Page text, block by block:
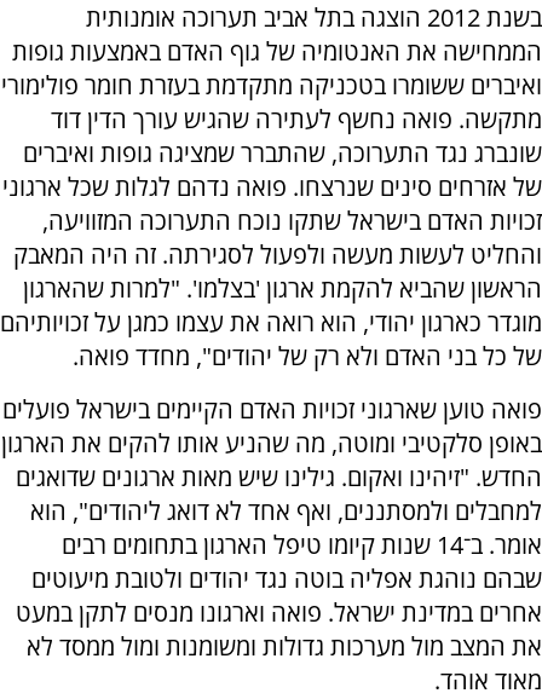
בשנת 2012 הוצגה בתל אביב תערוכה אומנותית
הממחישה את האנטומיה של גוף האדם באמצעות גופות
ואיברים ששומרו בטכניקה מתקדמת בעזרת חומר פולימורי
מתקשה. פואה נחשף לעתירה שהגיש עורך הדין דוד
שונברג נגד התערוכה, שהתברר שמציגה גופות ואיברים
של אזרחים סינים שנרצחו. פואה נדהם לגלות שכל ארגוני
זכויות האדם בישראל שתקו נוכח התערוכה המזוויעה,
והחליט לעשות מעשה ולפעול לסגירתה. זה היה המאבק
הראשון שהביא להקמת ארגון 'בצלמו'. "למרות שהארגון
מוגדר כארגון יהודי, הוא רואה את עצמו כמגן על זכויותיהם
של כל בני האדם ולא רק של יהודים", מחדד פואה.
פואה טוען שארגוני זכויות האדם הקיימים בישראל פועלים
באופן סלקטיבי ומוטה, מה שהניע אותו להקים את הארגון
החדש. "זיהינו ואקום. גילינו שיש מאות ארגונים שדואגים
למחבלים ולמסתננים, ואף אחד לא דואג ליהודים", הוא
אומר. ב־14 שנות קיומו טיפל הארגון בתחומים רבים
שבהם נוהגת אפליה בוטה נגד יהודים ולטובת מיעוטים
אחרים במדינת ישראל. פואה וארגונו מנסים לתקן במעט
את המצב מול מערכות גדולות ומשומנות ומול ממסד לא
מאוד אוהד.